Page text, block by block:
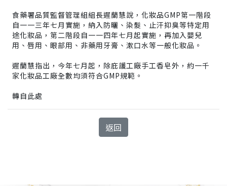
食藥署品質監督管理組組長遲蘭慧說，化妝品GMP第一階段
自一一三年七月實施，納入防曬、染髮、止汗抑臭等特定用
途化妝品，第二階段自一一四年七月起實施，再加入嬰兒
用、唇用、眼部用、非藥用牙膏、漱口水等一般化妝品。
遲蘭慧指出，今年七月起，除庇護工廠手工香皂外，約一千
家化妝品工廠全數均須符合GMP規範。
轉自此處
返回